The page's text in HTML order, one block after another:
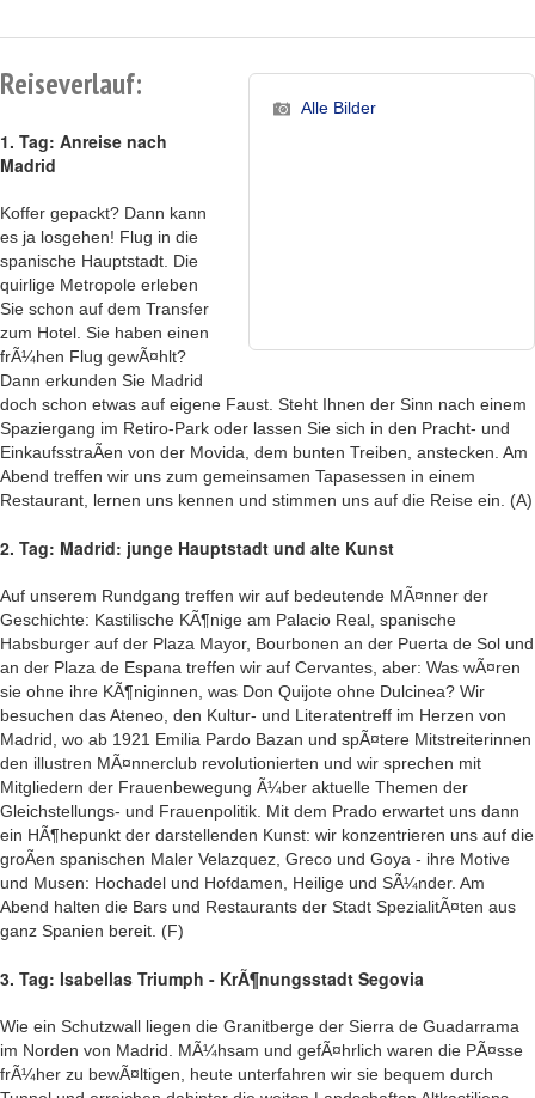
Alle Bilder
Reiseverlauf:
1. Tag: Anreise nach
Madrid
Koffer gepackt? Dann kann
es ja losgehen! Flug in die
spanische Hauptstadt. Die
quirlige Metropole erleben
Sie schon auf dem Transfer
zum Hotel. Sie haben einen
frÃ¼hen Flug gewÃ¤hlt?
Dann erkunden Sie Madrid
doch schon etwas auf eigene Faust. Steht Ihnen der Sinn nach einem
Spaziergang im Retiro-Park oder lassen Sie sich in den Pracht- und
EinkaufsstraÃen von der Movida, dem bunten Treiben, anstecken. Am
Abend treffen wir uns zum gemeinsamen Tapasessen in einem
Restaurant, lernen uns kennen und stimmen uns auf die Reise ein. (A)
2. Tag: Madrid: junge Hauptstadt und alte Kunst
Auf unserem Rundgang treffen wir auf bedeutende MÃ¤nner der
Geschichte: Kastilische KÃ¶nige am Palacio Real, spanische
Habsburger auf der Plaza Mayor, Bourbonen an der Puerta de Sol und
an der Plaza de Espana treffen wir auf Cervantes, aber: Was wÃ¤ren
sie ohne ihre KÃ¶niginnen, was Don Quijote ohne Dulcinea? Wir
besuchen das Ateneo, den Kultur- und Literatentreff im Herzen von
Madrid, wo ab 1921 Emilia Pardo Bazan und spÃ¤tere Mitstreiterinnen
den illustren MÃ¤nnerclub revolutionierten und wir sprechen mit
Mitgliedern der Frauenbewegung Ã¼ber aktuelle Themen der
Gleichstellungs- und Frauenpolitik. Mit dem Prado erwartet uns dann
ein HÃ¶hepunkt der darstellenden Kunst: wir konzentrieren uns auf die
groÃen spanischen Maler Velazquez, Greco und Goya - ihre Motive
und Musen: Hochadel und Hofdamen, Heilige und SÃ¼nder. Am
Abend halten die Bars und Restaurants der Stadt SpezialitÃ¤ten aus
ganz Spanien bereit. (F)
3. Tag: Isabellas Triumph - KrÃ¶nungsstadt Segovia
Wie ein Schutzwall liegen die Granitberge der Sierra de Guadarrama
im Norden von Madrid. MÃ¼hsam und gefÃ¤hrlich waren die PÃ¤sse
frÃ¼her zu bewÃ¤ltigen, heute unterfahren wir sie bequem durch